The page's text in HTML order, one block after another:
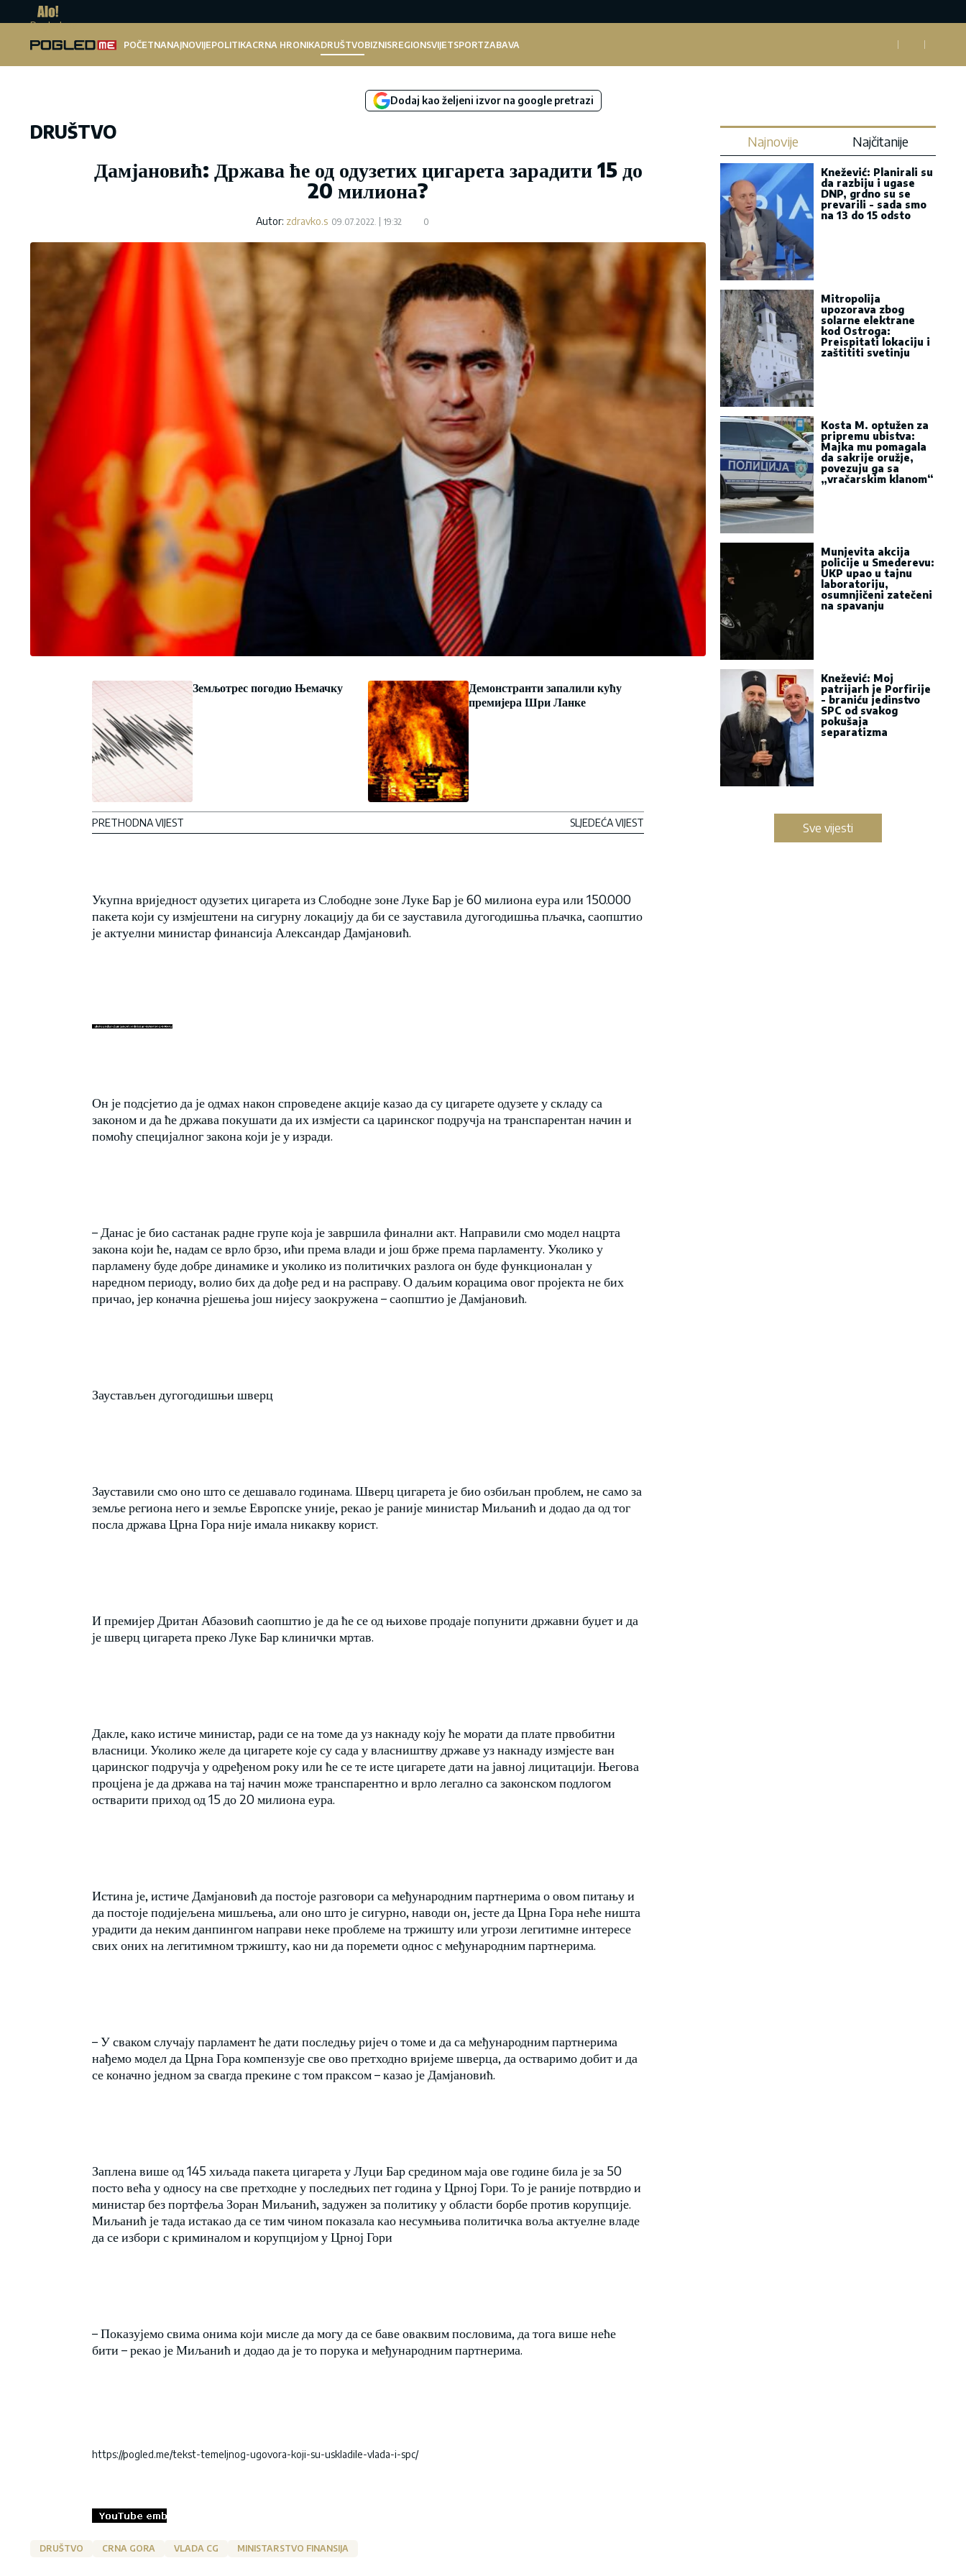
Pogled.me
POČETNANAJNOVIJEPOLITIKACRNA HRONIKADRUŠTVOBIZNISREGIONSVIJETSPORTZABAVA
Dodaj kao željeni izvor na google pretrazi
DRUŠTVO
Дамјановић: Држава ће од одузетих цигарета зарадити 15 до
20 милиона?
Autor: zdravko.s 09.07.2022. 19:32 0
Земљотрес погодио Њемачку
PRETHODNA VIJEST
Демонстранти запалили кућу
премијера Шри Ланке
SLJEDEĆA VIJEST
Укупна вриједност одузетих цигарета из Слободне зоне Луке Бар је 60 милиона еура или 150.000
пакета који су измјештени на сигурну локацију да би се зауставила дугогодишња пљачка, саопштио
је актуелни министар финансија Александар Дамјановић.
Он је подсјетио да је одмах након спроведене акције казао да су цигарете одузете у складу са
законом и да ће држава покушати да их измјести са царинског подручја на транспарентан начин и
помоћу специјалног закона који је у изради.
– Данас је био састанак радне групе која је завршила финални акт. Направили смо модел нацрта
закона који ће, надам се врло брзо, ићи према влади и још брже према парламенту. Уколико у
парламену буде добре динамике и уколико из политичких разлога он буде функционалан у
наредном периоду, волио бих да дође ред и на расправу. О даљим корацима овог пројекта не бих
причао, јер коначна рјешења још нијесу заокружена – саопштио је Дамјановић.
Заустављен дугогодишњи шверц
Зауставили смо оно што се дешавало годинама. Шверц цигарета је био озбиљан проблем, не само за
земље региона него и земље Европске уније, рекао је раније министар Миљанић и додао да од тог
посла држава Црна Гора није имала никакву корист.
И премијер Дритан Абазовић саопштио је да ће се од њихове продаје попунити државни буџет и да
је шверц цигарета преко Луке Бар клинички мртав.
Дакле, како истиче министар, ради се на томе да уз накнаду коју ће морати да плате првобитни
власници. Уколико желе да цигарете које су сада у власништву државе уз накнаду измјесте ван
царинског подручја у одређеном року или ће се те исте цигарете дати на јавној лицитацији. Његова
процјена је да држава на тај начин може транспарентно и врло легално са законском подлогом
остварити приход од 15 до 20 милиона еура.
Истина је, истиче Дамјановић да постоје разговори са међународним партнерима о овом питању и
да постоје подијељена мишљења, али оно што је сигурно, наводи он, јесте да Црна Гора неће ништа
урадити да неким данпингом направи неке проблеме на тржишту или угрози легитимне интересе
свих оних на легитимном тржишту, као ни да поремети однос с међународним партнерима.
– У сваком случају парламент ће дати последњу ријеч о томе и да са међународним партнерима
нађемо модел да Црна Гора компензује све ово претходно вријеме шверца, да остваримо добит и да
се коначно једном за свагда прекине с том праксом – казао је Дамјановић.
Заплена више од 145 хиљада пакета цигарета у Луци Бар средином маја ове године била је за 50
посто већа у односу на све претходне у последњих пет година у Црној Гори. То је раније потврдио и
министар без портфеља Зоран Миљанић, задужен за политику у области борбе против корупције.
Миљанић је тада истакао да се тим чином показала као несумњива политичка воља актуелне владе
да се избори с криминалом и корупцијом у Црној Гори
– Показујемо свима онима који мисле да могу да се баве оваквим пословима, да тога више неће
бити – рекао је Миљанић и додао да је то порука и међународним партнерима.
https://pogled.me/tekst-temeljnog-ugovora-koji-su-uskladile-vlada-i-spc/
DRUŠTVO CRNA GORA VLADA CG MINISTARSTVO FINANSIJA
Najnovije Najčitanije
Knežević: Planirali su
da razbiju i ugase
DNP, grdno su se
prevarili - sada smo
na 13 do 15 odsto
Mitropolija
upozorava zbog
solarne elektrane
kod Ostroga:
Preispitati lokaciju i
zaštititi svetinju
Kosta M. optužen za
pripremu ubistva:
Majka mu pomagala
da sakrije oružje,
povezuju ga sa
„vračarskim klanom“
Munjevita akcija
policije u Smederevu:
UKP upao u tajnu
laboratoriju,
osumnjičeni zatečeni
na spavanju
Knežević: Moj
patrijarh je Porfirije
- braniću jedinstvo
SPC od svakog
pokušaja
separatizma
Sve vijesti